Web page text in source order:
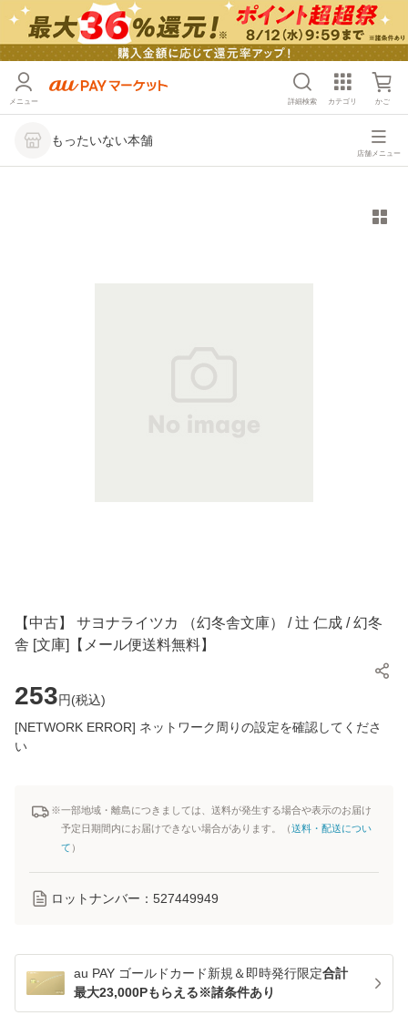
メニュー 詳細検索 カテゴリ かご
もったいない本舗
店舗メニュー
【中古】 サヨナライツカ （幻冬舎文庫） / 辻 仁成 / 幻冬
舎 [文庫]【メール便送料無料】
253円(税込)
[NETWORK ERROR] ネットワーク周りの設定を確認してくださ
い
※一部地域・離島につきましては、送料が発生する場合や表示のお届け
予定日期間内にお届けできない場合があります。（送料・配送につい
て ）
ロットナンバー： 527449949
au PAY ゴールドカード新規＆即時発行限定合計
最大23,000Pもらえる※諸条件あり